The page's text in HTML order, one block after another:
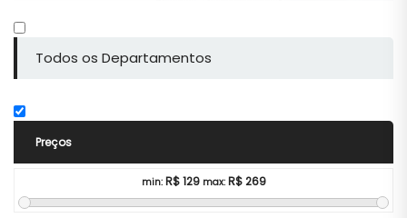
Todos os Departamentos
Preços
min: R$129 max: R$269